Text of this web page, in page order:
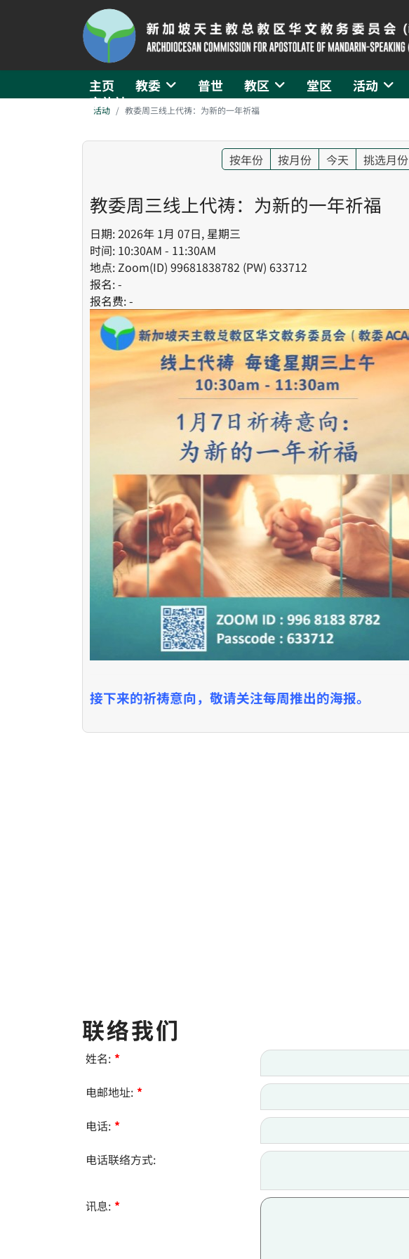
主页 教委 普世 教区 堂区 活动
守礼社
活动 教委周三线上代祷：为新的一年祈福
按年份 按月份 今天 挑选月份
教委周三线上代祷：为新的一年祈福
日期: 2026年 1月 07日, 星期三
时间: 10:30AM - 11:30AM
地点: Zoom(ID) 99681838782 (PW) 633712
报名: -
报名费: -
接下来的祈祷意向，敬请关注每周推出的海报。
联络我们
姓名: *
电邮地址: *
电话: *
电话联络方式:
讯息: *